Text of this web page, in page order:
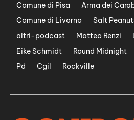
Comune di Pisa
Arma dei
Comune di Livorno
Salt
altri-podcast
Matteo Renzi
Eike Schmidt
Round Midnight
Pd
Cgil Rockville